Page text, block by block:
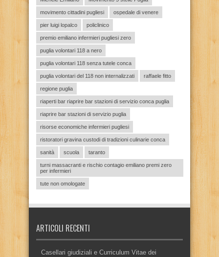
movimento cittadini pugliesi ospedale di venere
pier luigi lopalco policlinico
premio emiliano infermieri pugliesi zero
puglia volontari 118 a nero
puglia volontari 118 senza tutele conca
puglia volontari del 118 non internalizzati raffaele fitto
regione puglia
riaperti bar riaprire bar stazioni di servizio conca puglia
riaprire bar stazioni di servizio puglia
risorse economiche infermieri pugliesi
ristoratori gravina custodi di tradizioni culinarie conca
sanità scuola taranto
turni massacranti e rischio contagio emiliano premi zero
per infermieri
tute non omologate
ARTICOLI RECENTI
Casellari giudiziali e Curriculum Vitae dei